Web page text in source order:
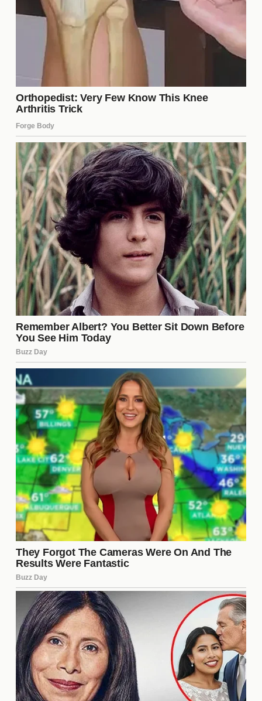
El ganador de "La Casa de los Famosos 6" se lleva
un atractivopremio en efectivo
, que puede variar
de una temporada a otra. Además del dinero, el
reconocimiento y la fama adquiridos a través del
programa pueden abrir muchas puertas en la
carrera profesional del concursante. Este factor es
un gran motivador para todos los participantes,
una huella en la audiencia.
¿Qué sucede con los
concursantes eliminados?
Una vez que un concursante es eliminado, se retira
de la casa y, generalmente, se le da la oportunidad
de participar en entrevistas y eventos relacionados
con el programa. Aunque ya no forman parte de la
competencia, su presencia sigue siendo relevante,
ya que pueden influir en las percepciones del
público sobre los concursantes restantes. Muchos
eliminados también aprovechan esta visibilidad
para lanzar proyectos personales o promocionar su
carrera.
¿Dónde puedo ver los episodios
en vivo?
Los episodios de "La Casa de los Famosos 6" se
transmiten en vivo a través de diversas plataformas
de televisión y streaming. Dependiendo de la
región, los espectadores pueden acceder al
programa a través de canales específicos o
aplicaciones de streaming que ofrecen la señal en
tiempo real. Además, las repeticiones y resúmenes
están disponibles en línea, lo que permite a los fans
mantenerse al tanto de todo lo que ocurre en la
casa.